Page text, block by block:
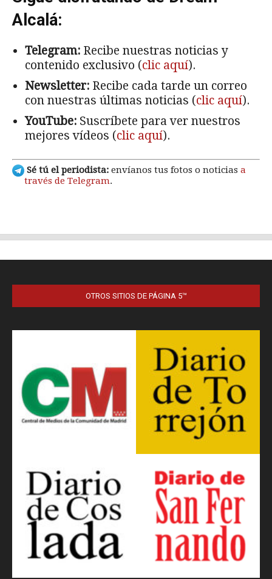
OTROS SITIOS DE PÁGINA 5™